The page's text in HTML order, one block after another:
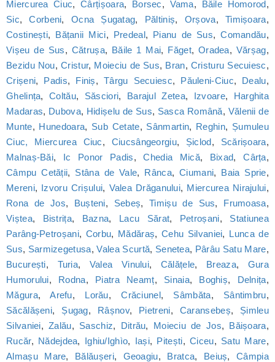
Miercurea Ciuc,Cârțișoara, Borsec, Vama, Băile Homorod,
Sic,Corbeni, Ocna Șugatag, Păltiniș, Orșova, Timișoara,
Costinești, Bățanii Mici, Predeal, Pianu de Sus,Comandău,
Vișeu de Sus, Cătrușa, Băile 1 Mai, Făget, Oradea, Vărșag,
Bezidu Nou,Cristur, Moieciu de Sus, Bran, Cristuru Secuiesc,
Crișeni, Padis, Finiș,Târgu Secuiesc, Păuleni-Ciuc, Dealu,
Ghelința,Coltău, Săsciori, Barajul Zetea, Izvoare, Harghita
Madaras, Dubova, Hidișelu de Sus, Sasca Română, Vălenii de
Munte, Hunedoara, Sub Cetate, Sânmartin, Reghin, Șumuleu
Ciuc, Miercurea Ciuc, Ciucsângeorgiu, Șiclod, Scărișoara,
Malnaș-Băi, Ic Ponor Padis,Chedia Mică, Bixad,Cârța,
Câmpu Cetății, Stâna de Vale, Rânca,Ciumani, Baia Sprie,
Mereni, Izvoru Crișului, Valea Drăganului, Miercurea Nirajului,
Rona de Jos, Bușteni, Sebeș, Timișu de Sus, Frumoasa,
Viștea, Bistrița, Bazna, Lacu Sărat, Petroșani, Statiunea
Parâng-Petroșani, Corbu, Mădăraș, Cehu Silvaniei, Lunca de
Sus, Sarmizegetusa,Valea Scurtă, Senetea, Pârâu Satu Mare,
București, Turia, Valea Vinului, Călățele, Breaza, Gura
Humorului, Rodna, Piatra Neamț, Sinaia, Boghiș, Delnița,
Măgura,Arefu, Lorău,Crăciunel, Sâmbăta, Sântimbru,
Săcălășeni, Șugag, Râșnov, Pietreni, Caransebeș, Șimleu
Silvaniei,Zalău, Saschiz, Ditrău, Moieciu de Jos, Băișoara,
Rucăr, Nădejdea, Ighiu/Ighìo, Iași, Pitești,Ciceu, Satu Mare,
Almașu Mare, Bălăușeri, Geoagiu, Bratca, Beiuș,Câmpia